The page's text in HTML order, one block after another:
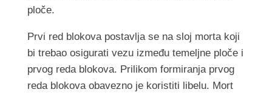
ploče.
Prvi red blokova postavlja se na sloj morta koji
bi trebao osigurati vezu između temeljne ploče i
prvog reda blokova. Prilikom formiranja prvog
reda blokova obavezno je koristiti libelu. Mort